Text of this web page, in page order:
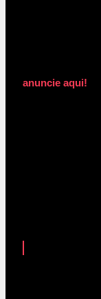
anuncie aqui!